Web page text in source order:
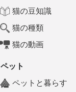
猫の豆知識
猫の種類
猫の動画
ペット
ペットと暮らす